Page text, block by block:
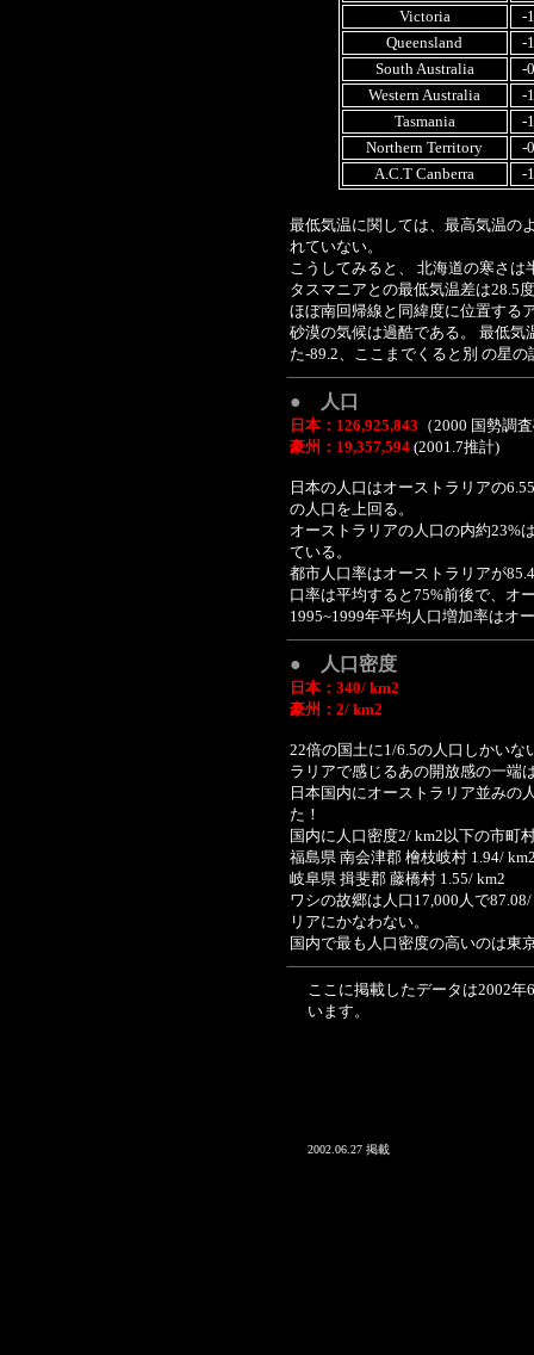
Victoria
-
Queensland
-
South Australia
-
Western Australia
-
Tasmania
-
Northern Territory
-
A.C.T Canberra
-
最低気温に関しては、最高気温の
れていない。
こうしてみると、 北海道の寒さ
タスマニアとの最低気温差は28.5
ほぼ南回帰線と同緯度に位置する
砂漠の気候は過酷である。 最低
た-89.2、ここまでくると別 の星
● 人口
日本： 126,925,843 （2000 国勢調
豪州： 19,357,594 (2001.7推計)
日本の人口はオーストラリアの
の人口を上回る。
オーストラリアの人口の内約23%
ている。
都市人口率はオーストラリアが
口率は平均すると75%前後で、オ
1995~1999年平均人口増加率はオ
● 人口密度
日本： 340/ km2
豪州： 2/ km2
22倍の国土に1/6.5の人口しかい
ラリアで感じるあの開放感の一端
日本国内にオーストラリア並みの
た！
国内に人口密度2/ km2以下の市町
福島県 南会津郡 檜枝岐村 1.94/
岐阜県 揖斐郡 藤橋村 1.55/ km2
ワシの故郷は人口17,000人で
リアにかなわない。
国内で最も人口密度の高いのは東
ここに掲載したデータは2002
います。
2002.06.27 掲載